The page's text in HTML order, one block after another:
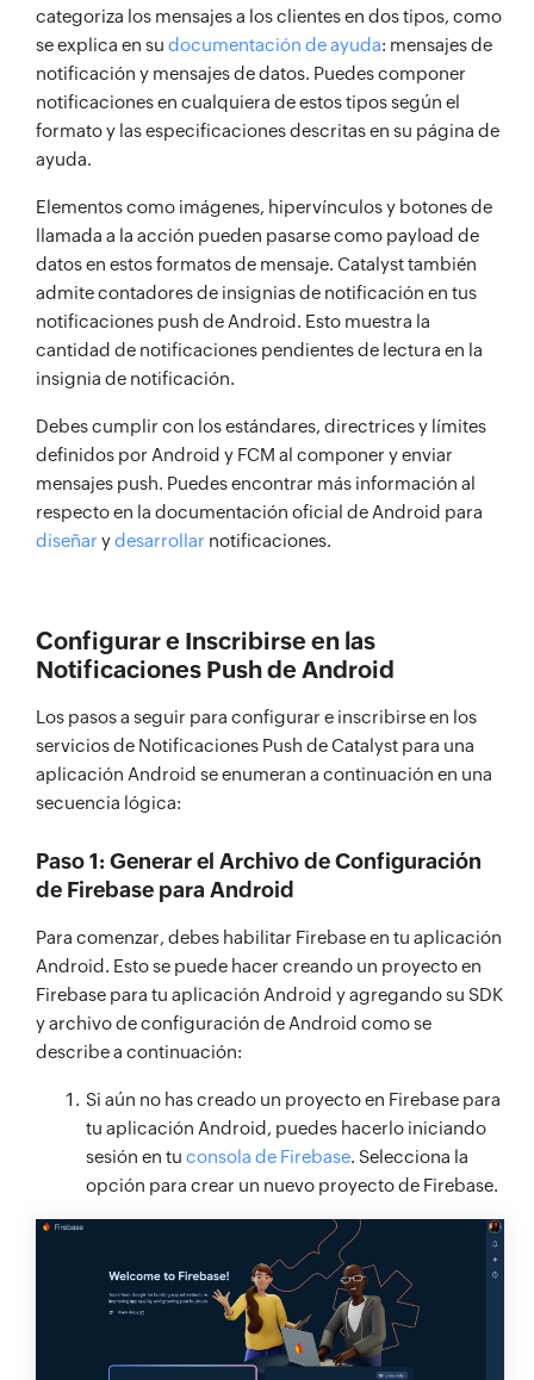
categoriza los mensajes a los clientes en dos tipos, como
se explica en su documentación de ayuda: mensajes de
notificación y mensajes de datos. Puedes componer
notificaciones en cualquiera de estos tipos según el
formato y las especificaciones descritas en su página de
ayuda.
Elementos como imágenes, hipervínculos y botones de
llamada a la acción pueden pasarse como payload de
datos en estos formatos de mensaje. Catalyst también
admite contadores de insignias de notificación en tus
notificaciones push de Android. Esto muestra la
cantidad de notificaciones pendientes de lectura en la
insignia de notificación.
Debes cumplir con los estándares, directrices y límites
definidos por Android y FCM al componer y enviar
mensajes push. Puedes encontrar más información al
respecto en la documentación oficial de Android para
diseñar ydesarrollar notificaciones.
Configurar e Inscribirse en las
Notificaciones Push de Android
Los pasos a seguir para configurar e inscribirse en los
servicios de Notificaciones Push de Catalyst para una
aplicación Android se enumeran a continuación en una
secuencia lógica:
Paso 1: Generar el Archivo de Configuración
de Firebase para Android
Para comenzar, debes habilitar Firebase en tu aplicación
Android. Esto se puede hacer creando un proyecto en
Firebase para tu aplicación Android y agregando su SDK
y archivo de configuración de Android como se
describe a continuación:
Si aún no has creado un proyecto en Firebase para
tu aplicación Android, puedes hacerlo iniciando
sesión en tu consola de Firebase. Selecciona la
opción para crear un nuevo proyecto de Firebase.